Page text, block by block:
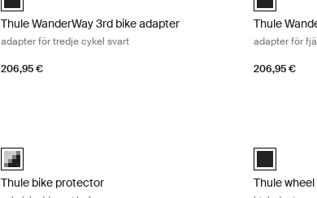
Thule WanderWay 3rd bike adapter
adapter för tredje cykel svart
206,95 €
Thule
adapter för
206,95 €
black/gray (selected)
Thule bike protector
Black
Thule